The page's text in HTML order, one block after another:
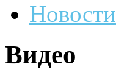
Новости
Видео